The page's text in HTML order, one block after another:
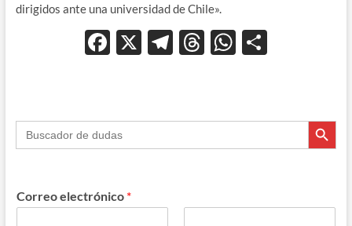
dirigidos ante una universidad de Chile».
F
b
o
k
X T
gr
a
T
a
ds
W
s
A
p
ar
Buscar: Botón de
Correo electrónico *